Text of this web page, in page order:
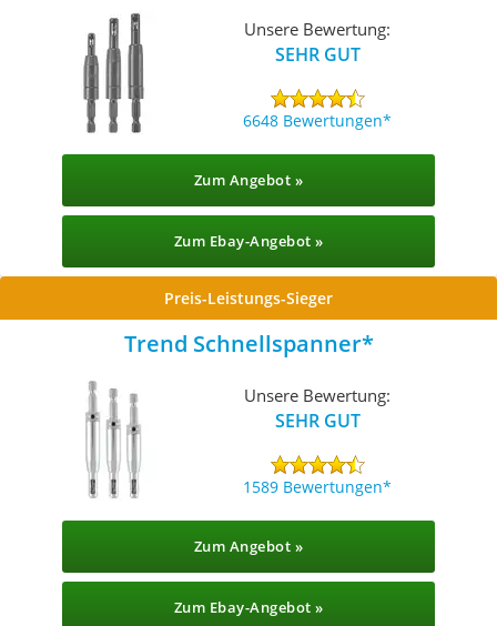
Unsere Bewertung:
SEHR GUT
6648 Bewertungen
Zum Angebot »
Zum Ebay-Angebot »
Preis-Leistungs-Sieger
Trend Schnellspanner
Unsere Bewertung:
SEHR GUT
1589 Bewertungen
Zum Angebot »
Zum Ebay-Angebot »